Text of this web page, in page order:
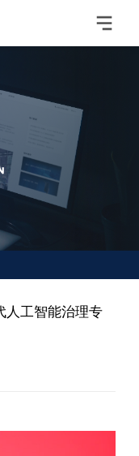
人工智能治理专